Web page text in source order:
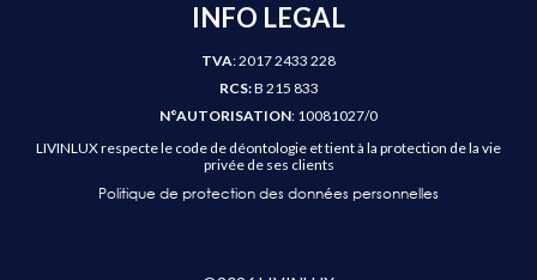
INFO LEGAL
TVA: 2017 2433 228
RCS:B 215 833
N°AUTORISATION: 10081027/0
LIVINLUX respecte le code de déontologie et tient à la protection de la vie
privée de ses clients
Politique de protection des données personnelles